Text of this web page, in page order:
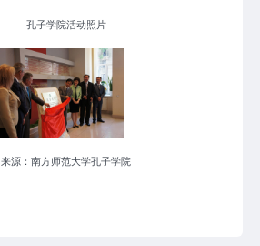
孔子学院活动照片
来源：南方师范大学孔子学院